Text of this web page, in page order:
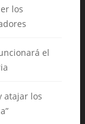
los
el
atajar los